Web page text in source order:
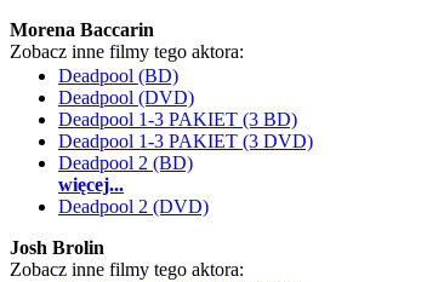
Morena Baccarin
Zobacz inne filmy tego aktora:
Deadpool (BD)
Deadpool (DVD)
Deadpool 1-3 PAKIET (3 BD)
Deadpool 1-3 PAKIET (3 DVD)
Deadpool 2 (BD)
więcej...
Deadpool 2 (DVD)
Josh Brolin
Zobacz inne filmy tego aktora: